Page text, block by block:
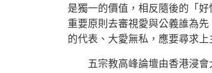
是獨一的價值，相反隨後的「
重要原則去審視愛與公義誰為
的代表、大愛無私，應要尋求
五宗教高峰論壇由香港浸會